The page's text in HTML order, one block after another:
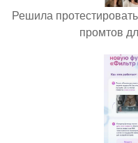
Решила
промтов